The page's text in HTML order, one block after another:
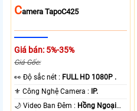
CAmera TapoC425
Giá bán: 5%-35%
Giá Gốc:
️👀 Độ sắc nét : FULL HD 1080P .
⚜️ Công Nghệ Camera :
IP.
🌙 Video Ban Đêm : Hồng Ngoại